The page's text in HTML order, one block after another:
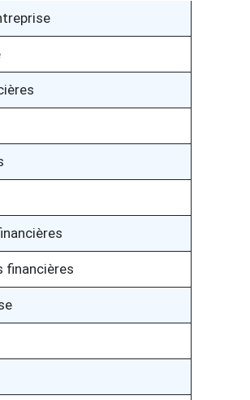
financières